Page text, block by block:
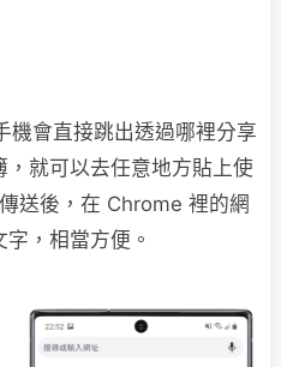
機會直接跳出透過哪裡分享
就可以去任意地方貼上使
送後，在 Chrome 裡的網
，相當方便。